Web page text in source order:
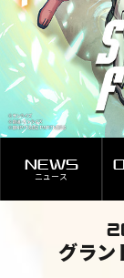
NEWS
ニュース
グラン